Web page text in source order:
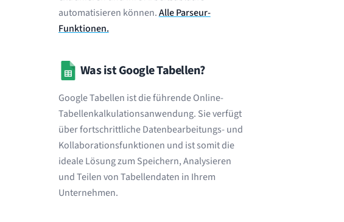
automatisieren können.Alle Parseur-
Funktionen.
Was ist Google Tabellen?
Google Tabellen ist die führende Online-
Tabellenkalkulationsanwendung. Sie verfügt
über fortschrittliche Datenbearbeitungs- und
Kollaborationsfunktionen und ist somit die
ideale Lösung zum Speichern, Analysieren
und Teilen von Tabellendaten in Ihrem
Unternehmen.